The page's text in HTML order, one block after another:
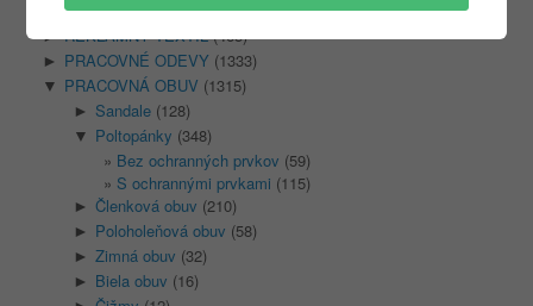
Nezaradené(1)
► REKLAMNÝ TEXTIL(465)
► PRACOVNÉ ODEVY (1333)
▼ PRACOVNÁ OBUV (1315)
► Sandale (128)
▼ Poltopánky (348)
Bez ochranných prvkov (59)
S ochrannými prvkami (115)
► Členková obuv (210)
► Poloholeňová obuv (58)
► Zimná obuv (32)
► Biela obuv (16)